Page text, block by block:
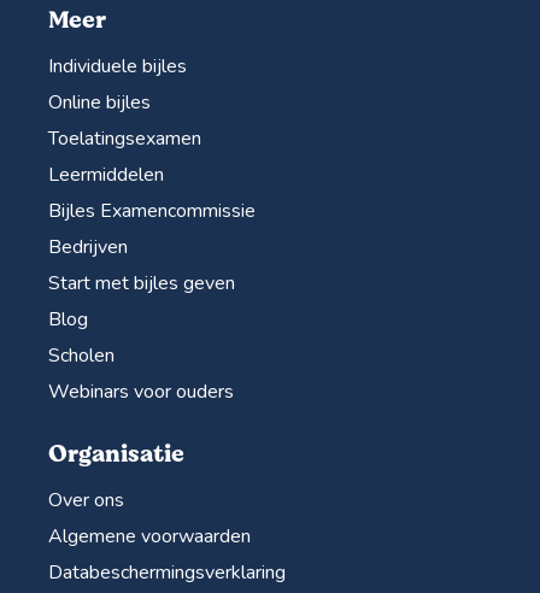
Meer
Individuele bijles
Online bijles
Toelatingsexamen
Leermiddelen
Bijles Examencommissie
Bedrijven
Start met bijles geven
Blog
Scholen
Webinars voor ouders
Organisatie
Over ons
Algemene voorwaarden
Databeschermingsverklaring